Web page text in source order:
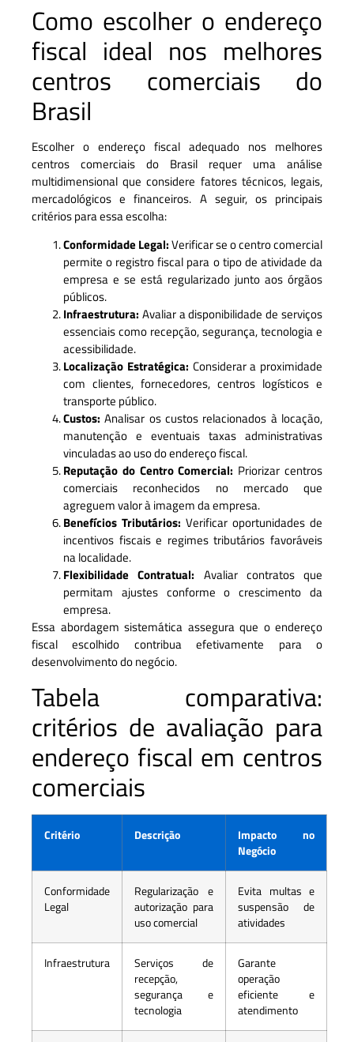
Como escolher o endereço
fiscal ideal nos melhores
centros comerciais do
Brasil
Escolher o endereço fiscal adequado nos melhores
centros comerciais do Brasil requer uma análise
multidimensional que considere fatores técnicos, legais,
mercadológicos e financeiros. A seguir, os principais
critérios para essa escolha:
Conformidade Legal:Verificar se o centro comercial
permite o registro fiscal para o tipo de atividade da
empresa e se está regularizado junto aos órgãos
públicos.
Infraestrutura: Avaliar a disponibilidade de serviços
essenciais como recepção, segurança, tecnologia e
acessibilidade.
Localização Estratégica: Considerar a proximidade
com clientes, fornecedores, centros logísticos e
transporte público.
Custos: Analisar os custos relacionados à locação,
manutenção e eventuais taxas administrativas
vinculadas ao uso do endereço fiscal.
Reputação do Centro Comercial: Priorizar centros
comerciais reconhecidos no mercado que
agreguem valor à imagem da empresa.
Benefícios Tributários: Verificar oportunidades de
incentivos fiscais e regimes tributários favoráveis
na localidade.
Flexibilidade Contratual: Avaliar contratos que
permitam ajustes conforme o crescimento da
empresa.
Essa abordagem sistemática assegura que o endereço
fiscal escolhido contribua efetivamente para o
desenvolvimento do negócio.
Tabela comparativa:
critérios de avaliação para
endereço fiscal em centros
comerciais
Critério Descrição
Impacto no
Negócio
Conformidade
Legal
Regularização e
autorização para
uso comercial
Evita multas e
suspensão de
atividades
Infraestrutura
Serviços de
recepção,
segurança e
tecnologia
Garante
operação
eficiente e
atendimento